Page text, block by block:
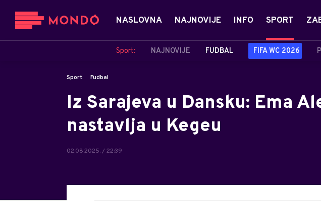
NASLOVNA NAJNOVIJE INFO SPORT
Sport: NAJNOVIJE FUDBAL FIFA WC 2026
Sport Fudbal
Iz Sarajeva u Dansku: Ema
nastavlja u Kegeu
02.08.2025. / 22:39